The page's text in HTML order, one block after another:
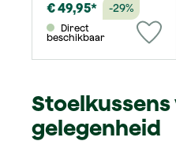
€ 49,95*
-29%
beschikbaar
gelegenheid